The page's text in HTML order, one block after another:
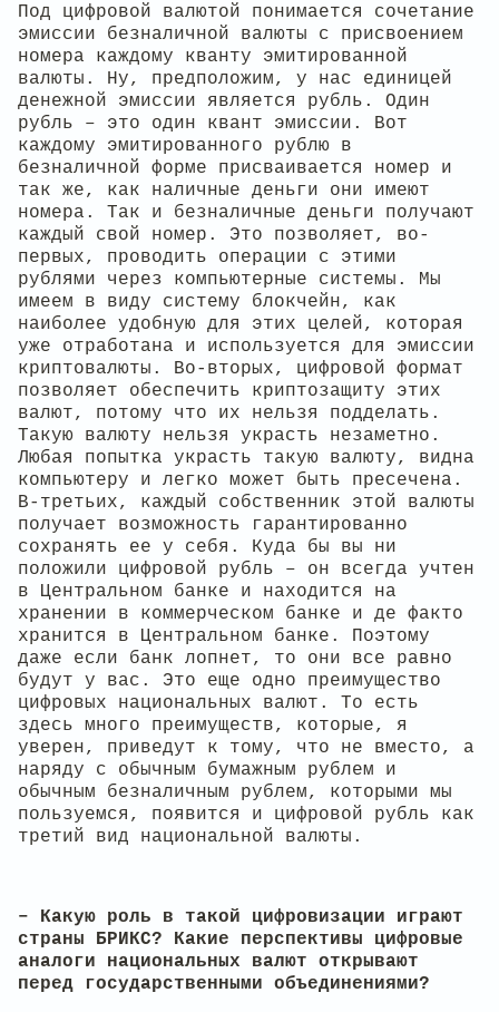
Под цифровой валютой понимается сочетание
эмиссии безналичной валюты с присвоением
номера каждому кванту эмитированной
валюты. Ну, предположим, у нас единицей
денежной эмиссии является рубль. Один
рубль – это один квант эмиссии. Вот
каждому эмитированного рублю в
безналичной форме присваивается номер и
так же, как наличные деньги они имеют
номера. Так и безналичные деньги получают
каждый свой номер. Это позволяет, во-
первых, проводить операции с этими
рублями через компьютерные системы. Мы
имеем в виду систему блокчейн, как
наиболее удобную для этих целей, которая
уже отработана и используется для эмиссии
криптовалюты. Во-вторых, цифровой формат
позволяет обеспечить криптозащиту этих
валют, потому что их нельзя подделать.
Такую валюту нельзя украсть незаметно.
Любая попытка украсть такую валюту, видна
компьютеру и легко может быть пресечена.
В-третьих, каждый собственник этой валюты
получает возможность гарантированно
сохранять ее у себя. Куда бы вы ни
положили цифровой рубль – он всегда учтен
в Центральном банке и находится на
хранении в коммерческом банке и де факто
хранится в Центральном банке. Поэтому
даже если банк лопнет, то они все равно
будут у вас. Это еще одно преимущество
цифровых национальных валют. То есть
здесь много преимуществ, которые, я
уверен, приведут к тому, что не вместо, а
наряду с обычным бумажным рублем и
обычным безналичным рублем, которыми мы
пользуемся, появится и цифровой рубль как
третий вид национальной валюты.
– Какую роль в такой цифровизации играют
страны БРИКС? Какие перспективы цифровые
аналоги национальных валют открывают
перед государственными объединениями?